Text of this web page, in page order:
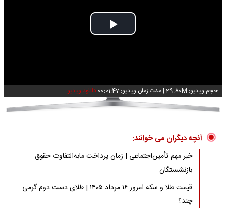
Play
حجم ویدیو: 29.80M |مدت زمان ویدیو: 00:01:47 دانلود ویدیو
آنچه دیگران می خوانند:
خبر مهم تأمین‌اجتماعی | زمان پرداخت مابه‌التفاوت حقوق
بازنشستگان
قیمت طلا و سکه امروز ۱۶ مرداد ۱۴۰۵ | طلای دست دوم گرمی
چند؟